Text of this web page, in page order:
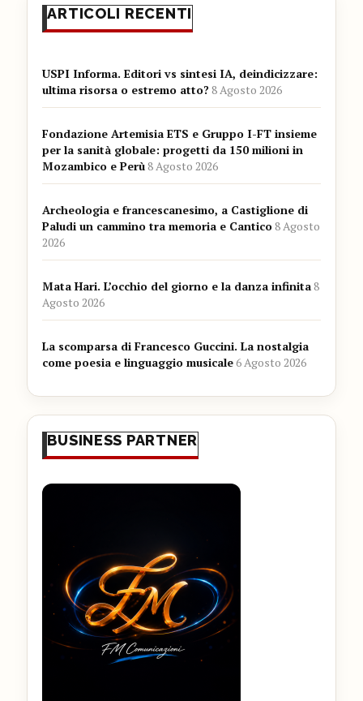
ARTICOLI RECENTI
USPI Informa. Editori vs sintesi IA, deindicizzare:
ultima risorsa o estremo atto?8 Agosto 2026
Fondazione Artemisia ETS e Gruppo I-FT insieme
per la sanità globale: progetti da 150 milioni in
Mozambico e Perù8 Agosto 2026
Archeologia e francescanesimo, a Castiglione di
Paludi un cammino tra memoria e Cantico8 Agosto
2026
Mata Hari. L’occhio del giorno e la danza infinita8
Agosto 2026
La scomparsa di Francesco Guccini. La nostalgia
come poesia e linguaggio musicale6 Agosto 2026
BUSINESS PARTNER